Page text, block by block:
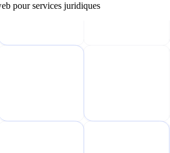
pour services juridiques